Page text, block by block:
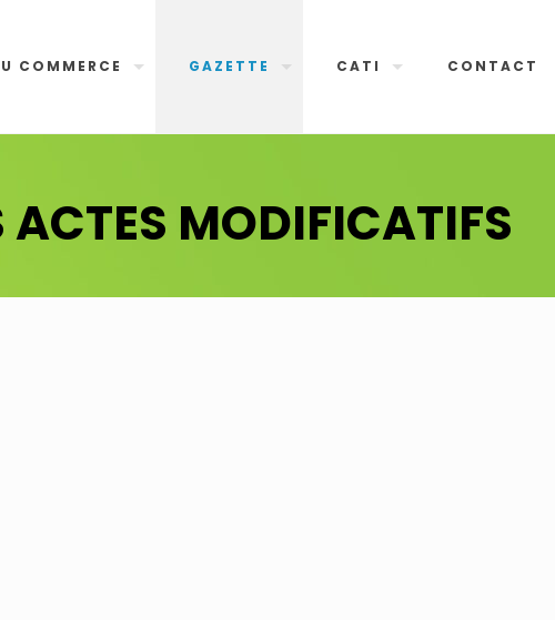
COMMERCE GAZETTE CATI CONTACT
MODIFICATIFS